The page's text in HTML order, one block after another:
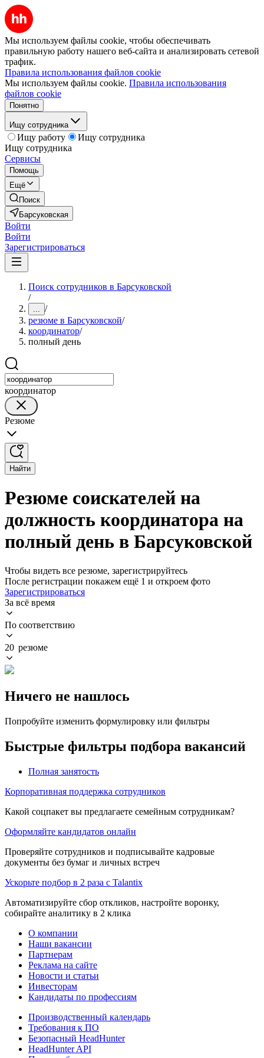
Мы используем файлы cookie, чтобы обеспечивать
правильную работу нашего веб-сайта и анализировать сетевой
трафик.
Правила использования файлов cookie
Мы используем файлы cookie. Правила использования
файлов cookie
Понятно
Ищу сотрудника
Ищу работу
Ищу сотрудника
Ищу сотрудника
Сервисы
Помощь
Ещё
Поиск
Барсуковская
Войти
Войти
Зарегистрироваться
Поиск сотрудников в Барсуковской
/
... /
резюме в Барсуковской/
координатор/
полный день
координатор
Резюме
Найти
Резюме соискателей на
должность координатора на
полный день в Барсуковской
Чтобы видеть все резюме, зарегистрируйтесь
После регистрации покажем ещё 1 и откроем фото
Зарегистрироваться
За всё время
По соответствию
20 резюме
Ничего не нашлось
Попробуйте изменить формулировку или фильтры
Быстрые фильтры подбора вакансий
Полная занятость
Корпоративная поддержка сотрудников
Какой соцпакет вы предлагаете семейным сотрудникам?
Оформляйте кандидатов онлайн
Проверяйте сотрудников и подписывайте кадровые
документы без бумаг и личных встреч
Ускорьте подбор в 2 раза с Talantix
Автоматизируйте сбор откликов, настройте воронку,
собирайте аналитику в 2 клика
О компании
Наши вакансии
Партнерам
Реклама на сайте
Новости и статьи
Инвесторам
Кандидаты по профессиям
Производственный календарь
Требования к ПО
Безопасный HeadHunter
HeadHunter API